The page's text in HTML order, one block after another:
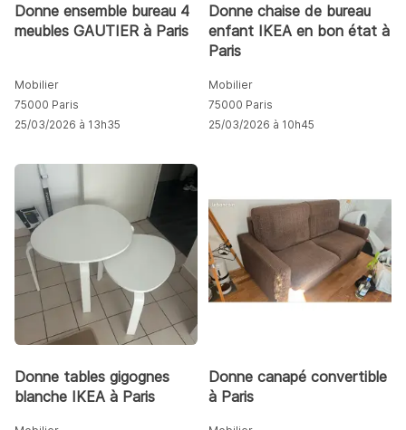
Donne ensemble bureau 4
meubles GAUTIER à Paris
Mobilier
75000 Paris
25/03/2026 à 13h35
Donne chaise de bureau
enfant IKEA en bon état à
Paris
Mobilier
75000 Paris
25/03/2026 à 10h45
Donne tables gigognes
blanche IKEA à Paris
Donne canapé convertible
à Paris